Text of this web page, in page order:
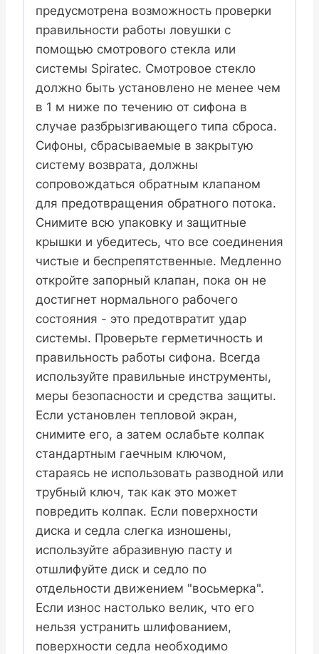
предусмотрена возможность проверки
правильности работы ловушки с
помощью смотрового стекла или
системы Spiratec. Смотровое стекло
должно быть установлено не менее чем
в 1 м ниже по течению от сифона в
случае разбрызгивающего типа сброса.
Сифоны, сбрасываемые в закрытую
систему возврата, должны
сопровождаться обратным клапаном
для предотвращения обратного потока.
Снимите всю упаковку и защитные
крышки и убедитесь, что все соединения
чистые и беспрепятственные. Медленно
откройте запорный клапан, пока он не
достигнет нормального рабочего
состояния - это предотвратит удар
системы. Проверьте герметичность и
правильность работы сифона. Всегда
используйте правильные инструменты,
меры безопасности и средства защиты.
Если установлен тепловой экран,
снимите его, а затем ослабьте колпак
стандартным гаечным ключом,
стараясь не использовать разводной или
трубный ключ, так как это может
повредить колпак. Если поверхности
диска и седла слегка изношены,
используйте абразивную пасту и
отшлифуйте диск и седло по
отдельности движением "восьмерка".
Если износ настолько велик, что его
нельзя устранить шлифованием,
поверхности седла необходимо